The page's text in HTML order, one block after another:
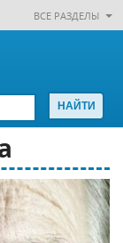
ВСЕ РАЗДЕЛЫ